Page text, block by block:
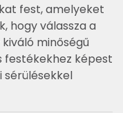
fest, amelyeket
hogy válassza a
minőségű
festékekhez képest
sérülésekkel